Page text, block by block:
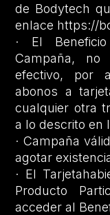
de Bodytech
enlace https://
· El
Campaña,
efectivo, por
abonos a
cualquier otra
a lo descrito en
· Campaña
agotar
· El
Producto
acceder al